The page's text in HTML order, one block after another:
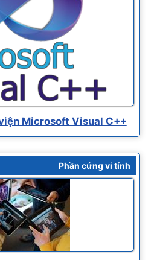
Microsoft Visual C++
Phần cứng vi tính